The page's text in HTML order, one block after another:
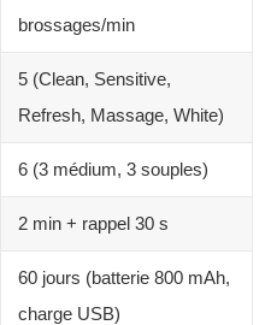
brossages/min
5 (Clean, Sensitive,
Refresh, Massage, White)
6 (3 médium, 3 souples)
2 min + rappel 30 s
60 jours (batterie 800 mAh,
charge USB)